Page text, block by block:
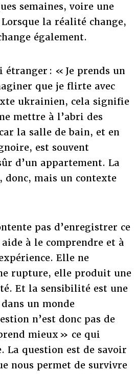
semaines, voire une
la réalité change,
également.
étranger : « Je prends un
que je flirte avec
ukrainien, cela signifie
mettre à l’abri des
la salle de bain, et en
est souvent
d’un appartement. La
donc, mais un contexte
pas d’enregistrer ce
à le comprendre et à
Elle ne
rupture, elle produit une
Et la sensibilité est une
un monde
n’est donc pas de
mieux » ce qui
La question est de savoir
nous permet de survivre